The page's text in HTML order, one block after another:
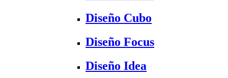
Diseño Cubo
Diseño Focus
Diseño Idea